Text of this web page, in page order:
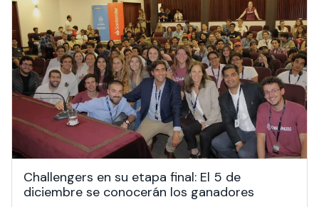
Challengers en su etapa final: El 5 de
diciembre se conocerán los ganadores